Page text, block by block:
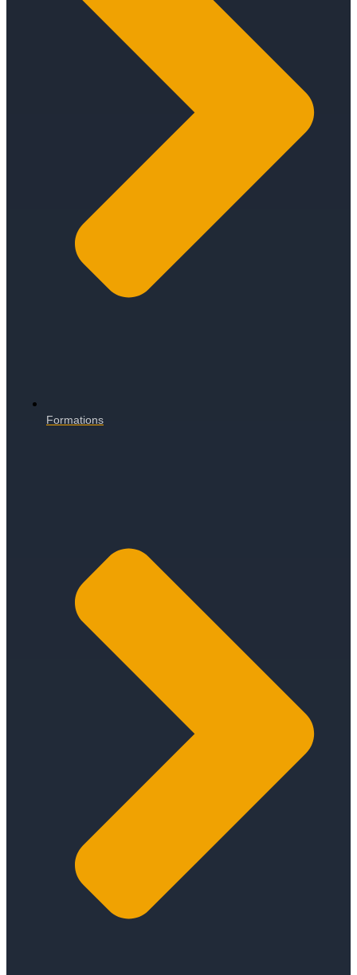
Formations